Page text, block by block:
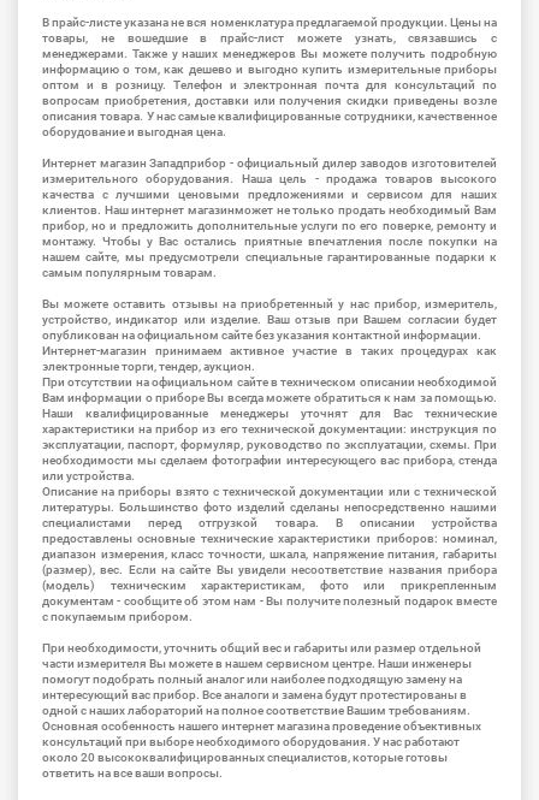
В прайс-листе указана не вся номенклатура предлагаемой продукции. Цены на
товары, не вошедшие в прайс-лист можете узнать, связавшись с
менеджерами. Также у наших менеджеров Вы можете получить подробную
информацию о том, как дешево и выгодно купить измерительные приборы
оптом и в розницу. Телефон и электронная почта для консультаций по
вопросам приобретения, доставки или получения скидки приведены возле
описания товара. У нас самые квалифицированные сотрудники, качественное
оборудование и выгодная цена.
Интернет магазин Западприбор - официальный дилер заводов изготовителей
измерительного оборудования. Наша цель - продажа товаров высокого
качества с лучшими ценовыми предложениями и сервисом для наших
клиентов. Наш интернет магазинможет не только продать необходимый Вам
прибор, но и предложить дополнительные услуги по его поверке, ремонту и
монтажу. Чтобы у Вас остались приятные впечатления после покупки на
нашем сайте, мы предусмотрели специальные гарантированные подарки к
самым популярным товарам.
Вы можете оставить отзывы на приобретенный у нас прибор, измеритель,
устройство, индикатор или изделие. Ваш отзыв при Вашем согласии будет
опубликован на официальном сайте без указания контактной информации.
Интернет-магазин принимаем активное участие в таких процедурах как
электронные торги, тендер, аукцион.
При отсутствии на официальном сайте в техническом описании необходимой
Вам информации о приборе Вы всегда можете обратиться к нам за помощью.
Наши квалифицированные менеджеры уточнят для Вас технические
характеристики на прибор из его технической документации: инструкция по
эксплуатации, паспорт, формуляр, руководство по эксплуатации, схемы. При
необходимости мы сделаем фотографии интересующего вас прибора, стенда
или устройства.
Описание на приборы взято с технической документации или с технической
литературы. Большинство фото изделий сделаны непосредственно нашими
специалистами перед отгрузкой товара. В описании устройства
предоставлены основные технические характеристики приборов: номинал,
диапазон измерения, класс точности, шкала, напряжение питания, габариты
(размер), вес. Если на сайте Вы увидели несоответствие названия прибора
(модель) техническим характеристикам, фото или прикрепленным
документам - сообщите об этом нам - Вы получите полезный подарок вместе
с покупаемым прибором.
При необходимости, уточнить общий вес и габариты или размер отдельной
части измерителя Вы можете в нашем сервисном центре. Наши инженеры
помогут подобрать полный аналог или наиболее подходящую замену на
интересующий вас прибор. Все аналоги и замена будут протестированы в
одной с наших лабораторий на полное соответствие Вашим требованиям.
Основная особенность нашего интернет магазина проведение объективных
консультаций при выборе необходимого оборудования. У нас работают
около 20 высококвалифицированных специалистов, которые готовы
ответить на все ваши вопросы.